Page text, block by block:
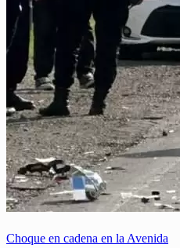
Choque en cadena en la Avenida